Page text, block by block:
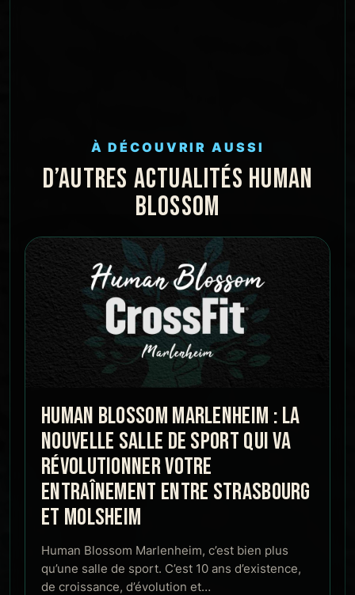
À DÉCOUVRIR AUSSI
D’AUTRES ACTUALITÉS HUMAN
BLOSSOM
HUMAN BLOSSOM MARLENHEIM : LA
NOUVELLE SALLE DE SPORT QUI VA
RÉVOLUTIONNER VOTRE
ENTRAÎNEMENT ENTRE STRASBOURG
ET MOLSHEIM
Human Blossom Marlenheim, c’est bien plus
qu’une salle de sport. C’est 10 ans d’existence,
de croissance, d’évolution et…